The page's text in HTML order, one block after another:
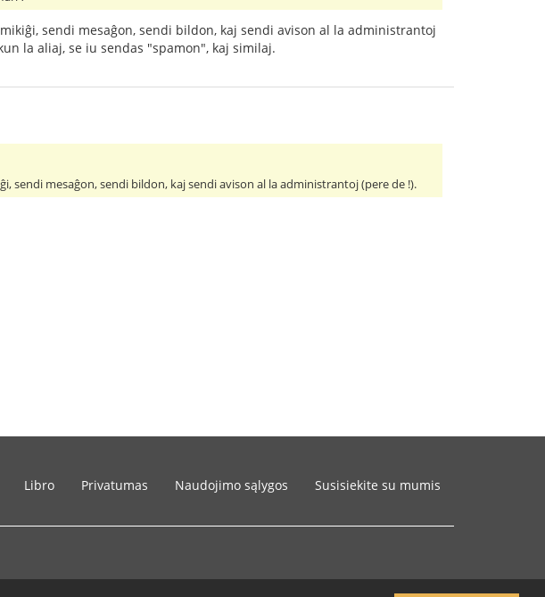
sendi mesaĝon, sendi bildon, kaj sendi avison al la administrantoj
la aliaj, se iu sendas "spamon", kaj similaj.
sendi mesaĝon, sendi bildon, kaj sendi avison al la administrantoj (pere de !).
Libro Privatumas Naudojimo sąlygos Susisiekite su mumis